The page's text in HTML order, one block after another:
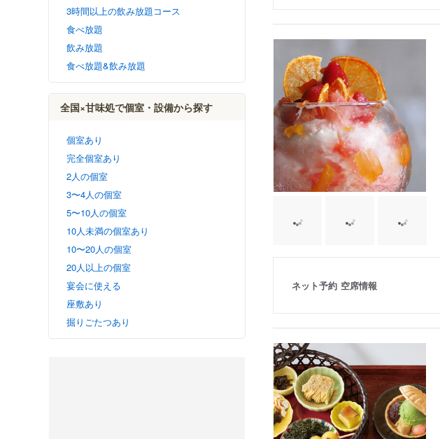
3時間以上の飲み放題コース
食べ放題
飲み放題
食べ放題&飲み放題
全国×甘味処で個室・設備から探す
個室あり
完全個室あり
2人の個室
3〜4人の個室
5〜10人の個室
10人未満の個室あり
10〜20人の個室
20人以上の個室
宴会に使える
座敷あり
掘りごたつあり
ネット予約 空席情報